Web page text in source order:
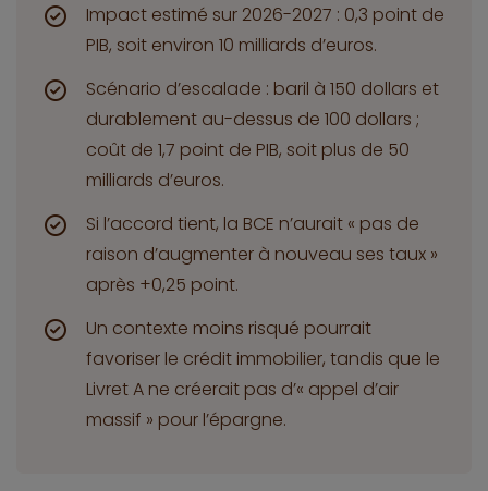
Impact estimé sur 2026-2027 : 0,3 point de
PIB, soit environ 10 milliards d’euros.
Scénario d’escalade : baril à 150 dollars et
durablement au-dessus de 100 dollars ;
coût de 1,7 point de PIB, soit plus de 50
milliards d’euros.
Si l’accord tient, la BCE n’aurait « pas de
raison d’augmenter à nouveau ses taux »
après +0,25 point.
Un contexte moins risqué pourrait
favoriser le crédit immobilier, tandis que le
Livret A ne créerait pas d’« appel d’air
massif » pour l’épargne.